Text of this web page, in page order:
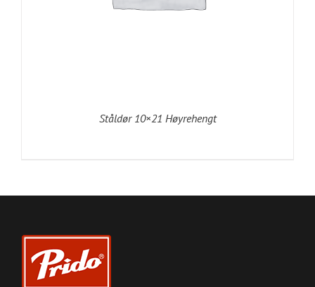
Ståldør 10×21 Høyrehengt